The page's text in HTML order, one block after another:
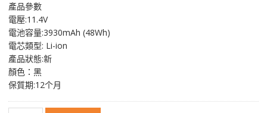
NT$ 2,272。NT$ 1,206。
產品參數
電壓:11.4V
電池容量:3930mAh (48Wh)
電芯類型: Li-ion
產品狀態:新
顏色：黑
保質期:12个月